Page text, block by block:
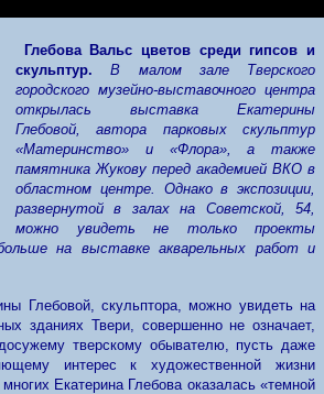
Глебова Вальс цветов среди гипсов и
скульптур.В малом зале Тверского
городского музейно-выставочного центра
открылась выставка Екатерины
Глебовой, автора парковых скульптур
«Материнство» и «Флора», а также
памятника Жукову перед академией ВКО в
областном центре. Однако в экспозиции,
развернутой в залах на Советской, 54,
можно увидеть не только проекты
на выставке акварельных работ и
Глебовой, скульптора, можно увидеть на
зданиях Твери, совершенно не означает,
тверскому обывателю, пусть даже
интерес к художественной жизни
Екатерина Глебова оказалась «темной